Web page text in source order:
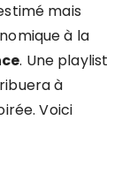
mais
à la
. Une playlist
à
Voici